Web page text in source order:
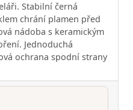
Stabilní černá
chrání plamen před
nádoba s keramickým
Jednoduchá
ochrana spodní strany